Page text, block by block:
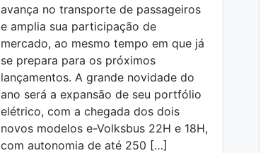
avança no transporte de passageiros
e amplia sua participação de
mercado, ao mesmo tempo em que já
se prepara para os próximos
lançamentos. A grande novidade do
ano será a expansão de seu portfólio
elétrico, com a chegada dos dois
novos modelos e-Volksbus 22H e 18H,
com autonomia de até 250 […]